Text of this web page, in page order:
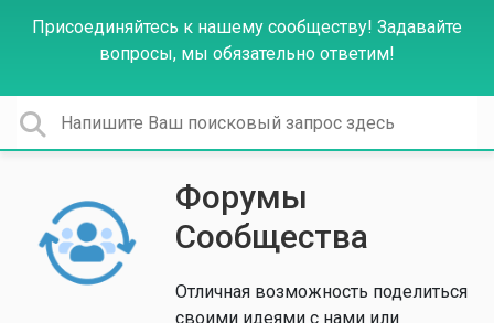
Присоединяйтесь к нашему сообществу! Задавайте
вопросы, мы обязательно ответим!
Форумы
Сообщества
Отличная возможность поделиться
своими идеями с нами или